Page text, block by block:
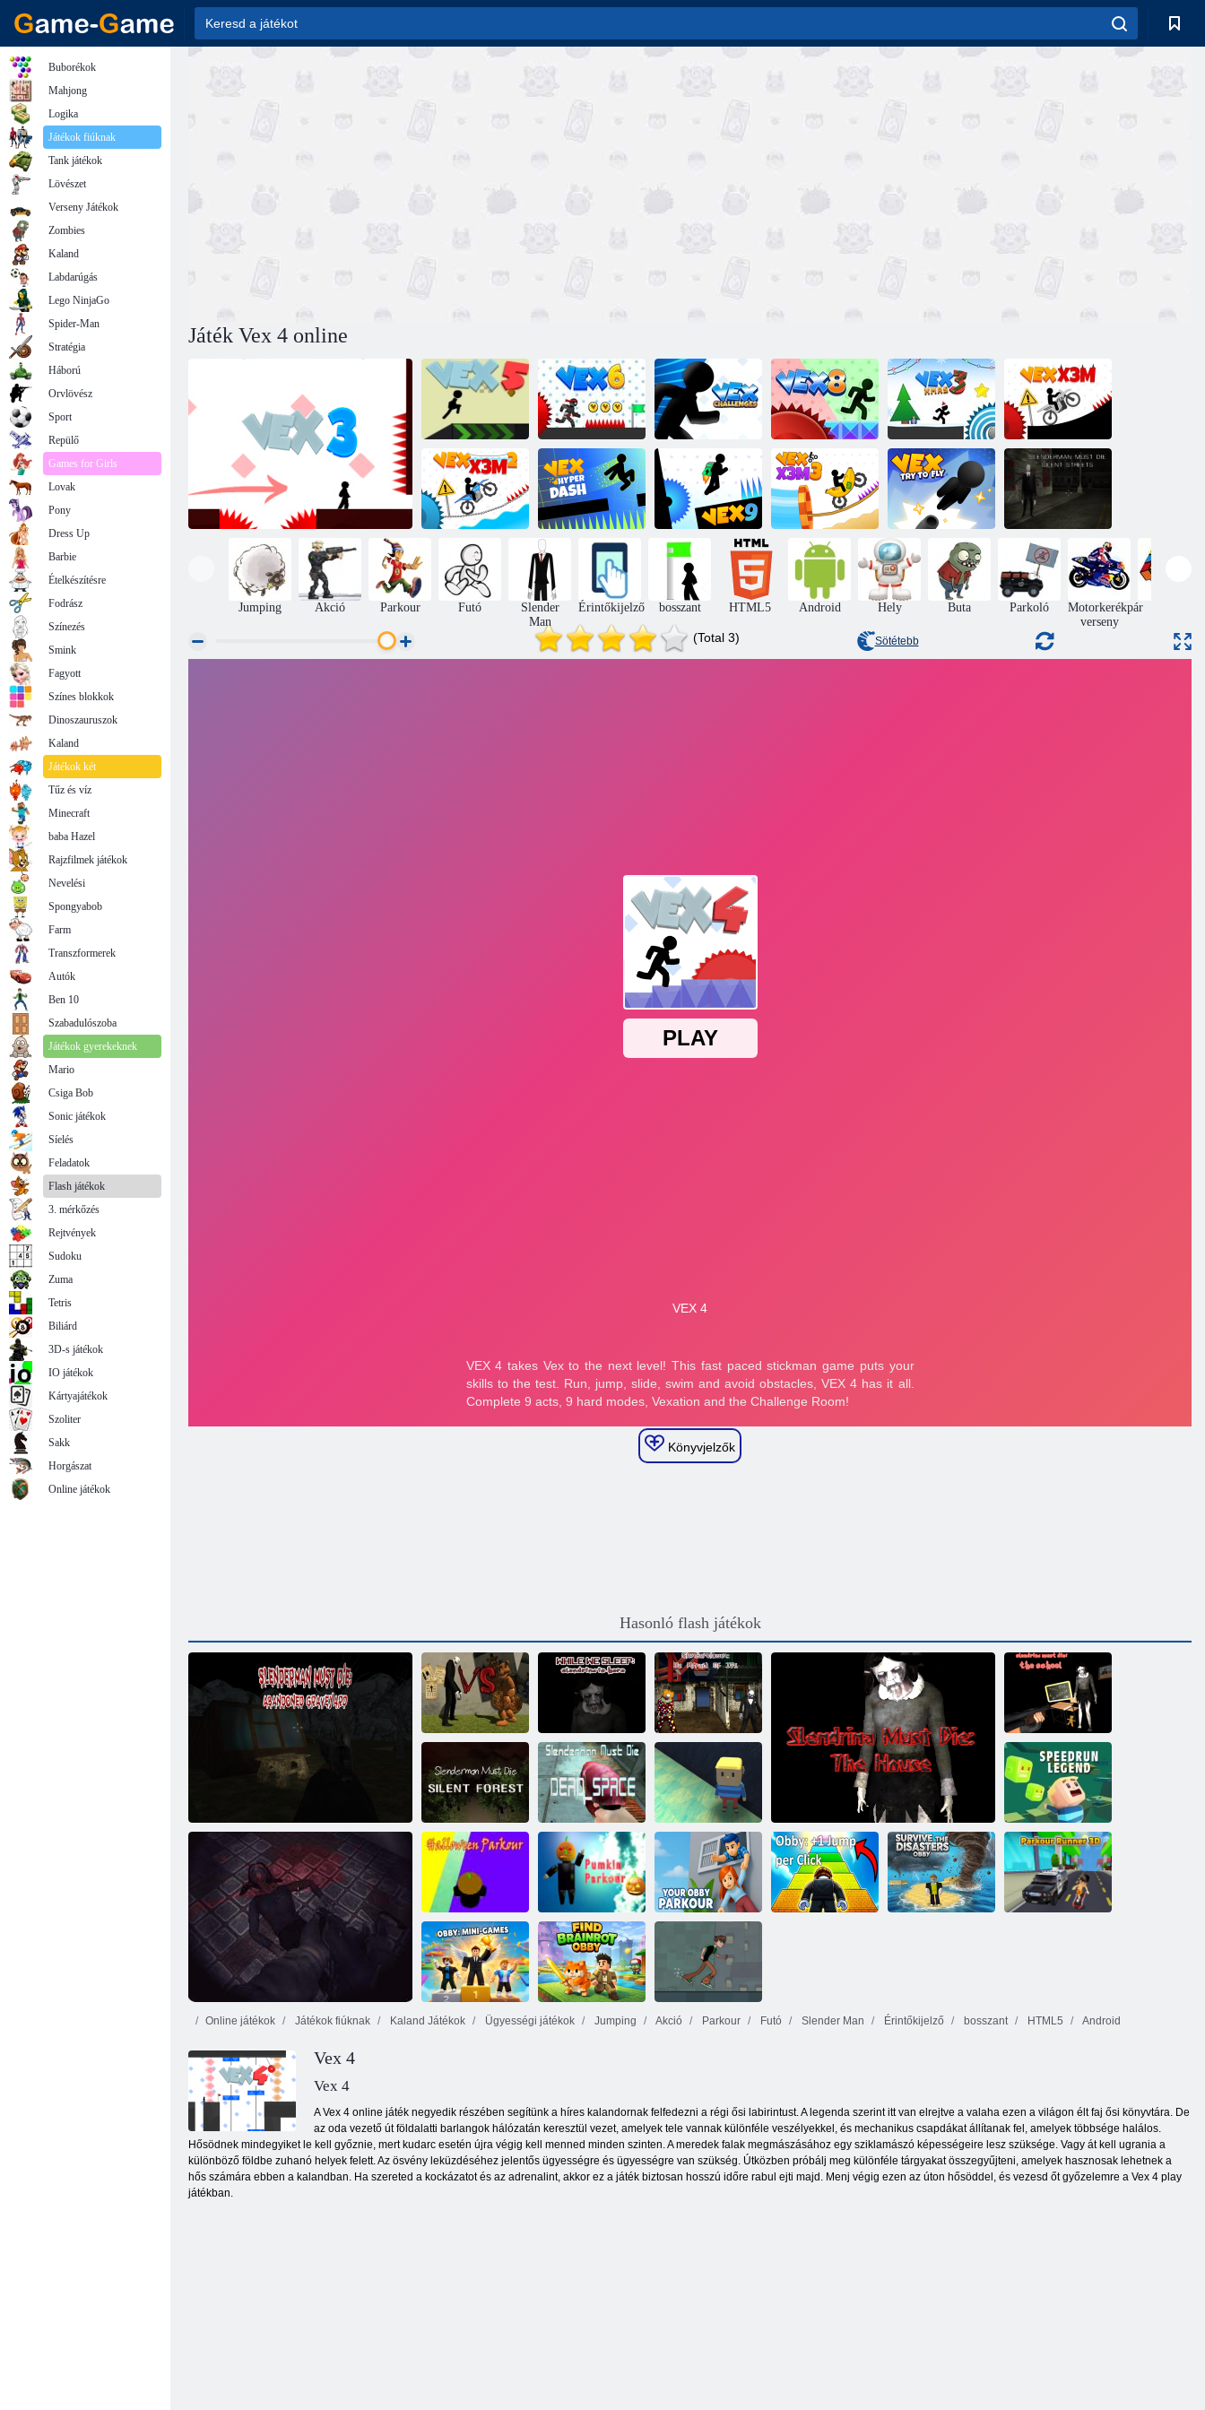
Játék Vex 4 online
Vex 5 Vex 6 Vex kihívások Vex 8 Vex 3 Xmas Vex x3m
Vex x3m 2 Vex hiper dash Vex 9 Vex X3M 3
Vex Próbálj
repülni
A Slenderman
Must Die: Silent
Jumping Akció Parkour Futó
Slender
Man
Érintőkijelző bosszant HTML5 Android Hely Buta Parkoló
Motorkerékpár
verseny
(Total 3) Sötétebb
Könyvjelzők
Hasonló flash játékok
Slenderman Must Die: Elhagyott temető
Slenderman vs
Freddy A
Fazbear
Míg alszunk:
Slendrina itt van
A karcsú bohóc:
Féljen tőle
Slendrina Must
Die: Az iskola
Slendermannek
meg kell halnia:
Csendes erdő
Slendermannek
meg kell halnia a
holt helyen
Slendrina meg kell halnia: A pince
Kogama 4
Parkour játékos
Kogama
Speedrun
legenda
Halloween
parkour
Halloween
Parkour
Az Ön Obby
Parkourja
Online játékok Játékok fiúknak Kaland Játékok Ügyességi játékok Jumping Akció Parkour Futó Slender Man Érintőkijelző bosszant HTML5 Android
Vex 4
Vex 4
A Vex 4 online játék negyedik részében segítünk a híres kalandornak felfedezni a régi ősi labirintust. A legenda szerint itt van elrejtve a valaha ezen a világon élt faj ősi könyvtára. De
az oda vezető út földalatti barlangok hálózatán keresztül vezet, amelyek tele vannak különféle veszélyekkel, és mechanikus csapdákat állítanak fel, amelyek többsége halálos.
Hősödnek mindegyiket le kell győznie, mert kudarc esetén újra végig kell menned minden szinten. A meredek falak megmászásához egy sziklamászó képességeire lesz szüksége. Vagy át kell ugrania a
különböző földbe zuhanó helyek felett. Az ösvény leküzdéséhez jelentős ügyességre és ügyességre van szükség. Útközben próbálj meg különféle tárgyakat összegyűjteni, amelyek hasznosak lehetnek a
hős számára ebben a kalandban. Ha szereted a kockázatot és az adrenalint, akkor ez a játék biztosan hosszú időre rabul ejti majd. Menj végig ezen az úton hősöddel, és vezesd őt győzelemre a Vex 4 play
játékban.
Buborékok
Mahjong
Logika
Játékok fiúknak
Tank játékok
Lövészet
Verseny Játékok
Zombies
Kaland
Labdarúgás
Lego NinjaGo
Spider-Man
Stratégia
Háború
Orvlövész
Sport
Repülő
Games for Girls
Lovak
Pony
Dress Up
Barbie
Ételkészítésre
Fodrász
Színezés
Smink
Fagyott
Színes blokkok
Dinoszauruszok
Kaland
Játékok két
Tűz és víz
Minecraft
baba Hazel
Rajzfilmek játékok
Nevelési
Spongyabob
Farm
Transzformerek
Autók
Ben 10
Szabadulószoba
Játékok gyerekeknek
Mario
Csiga Bob
Sonic játékok
Síelés
Feladatok
Flash játékok
3. mérkőzés
Rejtvények
Sudoku
Zuma
Tetris
Biliárd
3D-s játékok
IO játékok
Kártyajátékok
Szoliter
Sakk
Horgászat
Online játékok